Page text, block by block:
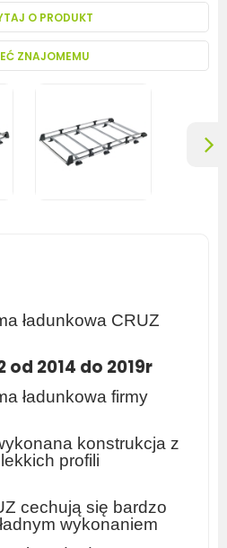
O PRODUKT
ZNAJOMEMU
ładunkowa CRUZ
od 2014 do 2019r
ładunkowa firmy
konstrukcja z
profili
cechują się bardzo
wykonaniem